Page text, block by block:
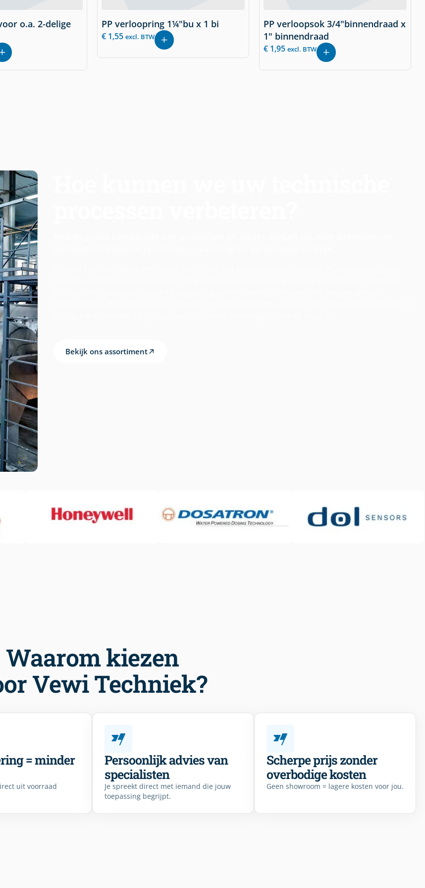
o.a. 2-delige
PP verloopring 1¼"bu x 1 bi
€ 1,55 excl. BTW
PP verloopsok 3/4"binnendraad x
1" binnendraad
€ 1,95 excl. BTW
Bekijk ons assortiment
Waarom kiezen
Vewi Techniek?
= minder
uit voorraad
Persoonlijk advies van
specialisten
Je spreekt direct met iemand die jouw
toepassing begrijpt.
Scherpe prijs zonder
overbodige kosten
Geen showroom = lagere kosten voor jou.